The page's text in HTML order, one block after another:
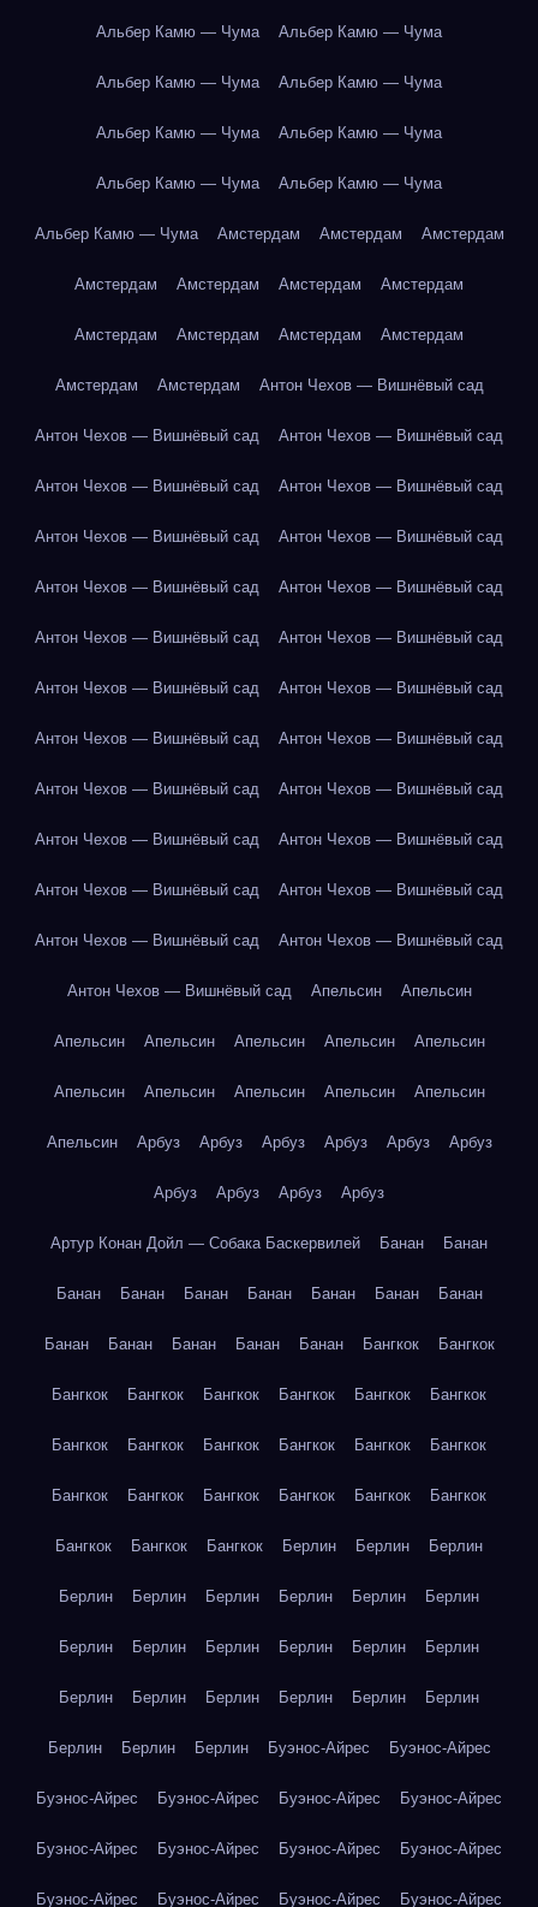
Альбер Камю — Чума Альбер Камю — Чума
Альбер Камю — Чума Альбер Камю — Чума
Альбер Камю — Чума Альбер Камю — Чума
Альбер Камю — Чума Альбер Камю — Чума
Альбер Камю — Чума Амстердам Амстердам Амстердам
Амстердам Амстердам Амстердам Амстердам
Амстердам Амстердам Амстердам Амстердам
Амстердам Амстердам Антон Чехов — Вишнёвый сад
Антон Чехов — Вишнёвый сад Антон Чехов — Вишнёвый сад
Антон Чехов — Вишнёвый сад Антон Чехов — Вишнёвый сад
Антон Чехов — Вишнёвый сад Антон Чехов — Вишнёвый сад
Антон Чехов — Вишнёвый сад Антон Чехов — Вишнёвый сад
Антон Чехов — Вишнёвый сад Антон Чехов — Вишнёвый сад
Антон Чехов — Вишнёвый сад Антон Чехов — Вишнёвый сад
Антон Чехов — Вишнёвый сад Антон Чехов — Вишнёвый сад
Антон Чехов — Вишнёвый сад Антон Чехов — Вишнёвый сад
Антон Чехов — Вишнёвый сад Антон Чехов — Вишнёвый сад
Антон Чехов — Вишнёвый сад Антон Чехов — Вишнёвый сад
Антон Чехов — Вишнёвый сад Антон Чехов — Вишнёвый сад
Антон Чехов — Вишнёвый сад Апельсин Апельсин
Апельсин Апельсин Апельсин Апельсин Апельсин
Апельсин Апельсин Апельсин Апельсин Апельсин
Апельсин Арбуз Арбуз Арбуз Арбуз Арбуз Арбуз
Арбуз Арбуз Арбуз Арбуз
Артур Конан Дойл — Собака Баскервилей Банан Банан
Банан Банан Банан Банан Банан Банан Банан
Банан Банан Банан Банан Банан Бангкок Бангкок
Бангкок Бангкок Бангкок Бангкок Бангкок Бангкок
Бангкок Бангкок Бангкок Бангкок Бангкок Бангкок
Бангкок Бангкок Бангкок Бангкок Бангкок Бангкок
Бангкок Бангкок Бангкок Берлин Берлин Берлин
Берлин Берлин Берлин Берлин Берлин Берлин
Берлин Берлин Берлин Берлин Берлин Берлин
Берлин Берлин Берлин Берлин Берлин Берлин
Берлин Берлин Берлин Буэнос-Айрес Буэнос-Айрес
Буэнос-Айрес Буэнос-Айрес Буэнос-Айрес Буэнос-Айрес
Буэнос-Айрес Буэнос-Айрес Буэнос-Айрес Буэнос-Айрес
Буэнос-Айрес Буэнос-Айрес Буэнос-Айрес Буэнос-Айрес